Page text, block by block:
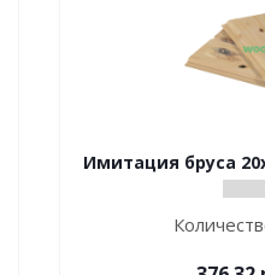
Имитация бруса